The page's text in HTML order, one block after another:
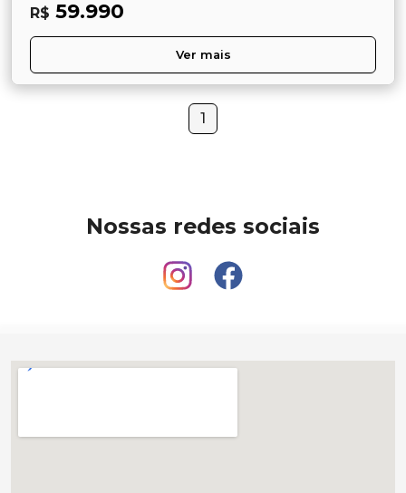
R$ 59.990
Ver mais
1
Nossas redes sociais